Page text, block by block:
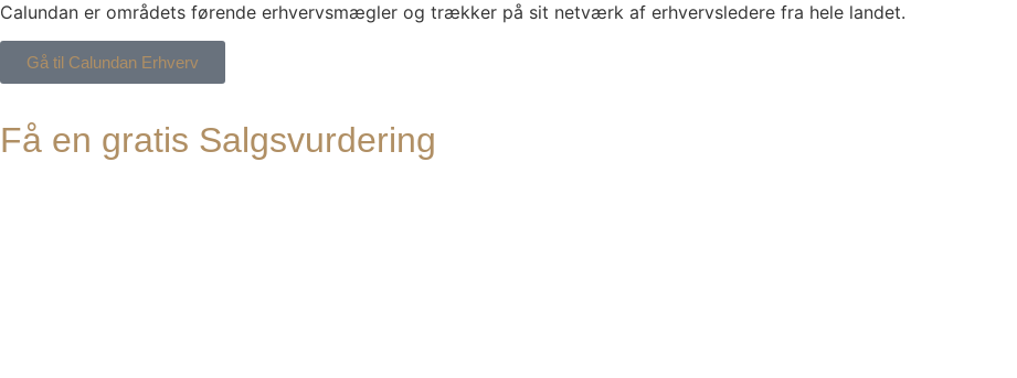
Calundan er områdets førende erhvervsmægler og trækker på sit netværk af erhvervsledere fra hele landet.
Gå til Calundan Erhverv
Få en gratis Salgsvurdering